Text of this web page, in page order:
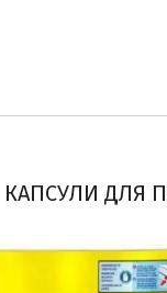
КАПСУЛИ ДЛЯ